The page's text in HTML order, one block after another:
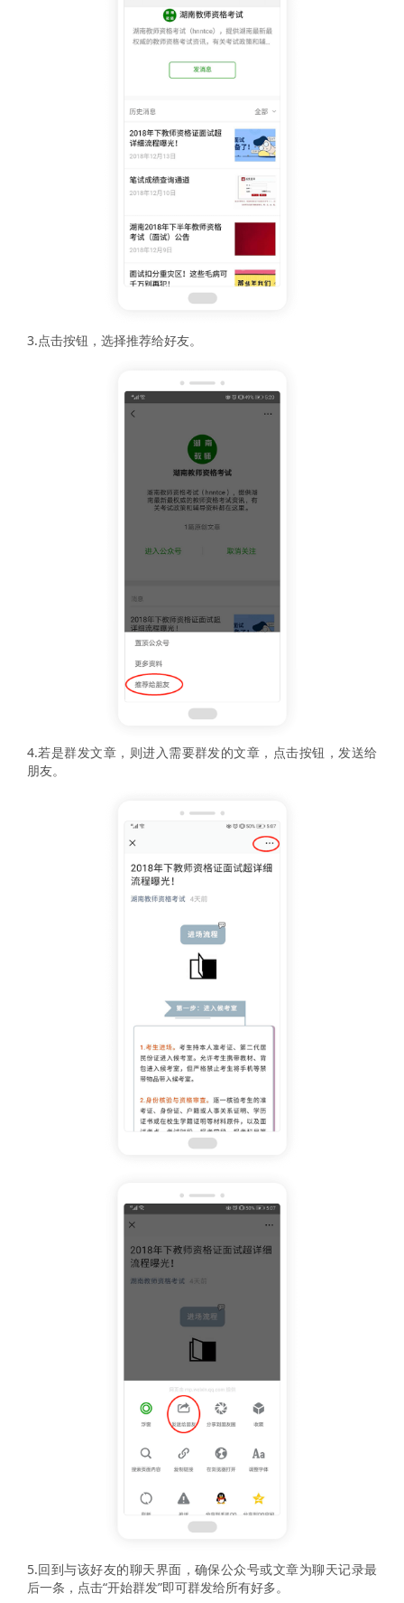
3.点击按钮，选择推荐给好友。
4.若是群发文章，则进入需要群发的文章，点击按钮，发送给
朋友。
5.回到与该好友的聊天界面，确保公众号或文章为聊天记录最
后一条，点击“开始群发”即可群发给所有好多。